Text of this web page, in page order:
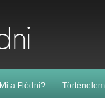
Mi a Flódni? Történelem